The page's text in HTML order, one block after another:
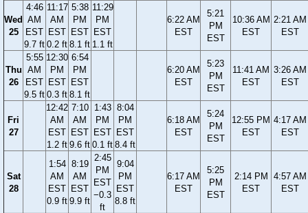
Wed
25
4:46
AM
EST
9.7 ft
11:17
AM
EST
0.2 ft
5:38
PM
EST
8.1 ft
11:29
PM
EST
1.1 ft
6:22 AM
EST
5:21
PM
EST
10:36 AM
EST
2:21 AM
EST
Thu
26
5:55
AM
EST
9.5 ft
12:30
PM
EST
0.3 ft
6:54
PM
EST
8.1 ft
6:20 AM
EST
5:23
PM
EST
11:41 AM
EST
3:26 AM
EST
Fri
27
12:42
AM
EST
1.2 ft
7:10
AM
EST
9.6 ft
1:43
PM
EST
0.1 ft
8:04
PM
EST
8.4 ft
6:18 AM
EST
5:24
PM
EST
12:55 PM
EST
4:17 AM
EST
Sat
28
1:54
AM
EST
0.9 ft
8:19
AM
EST
9.9 ft
2:45
PM
EST
−0.3
ft
9:04
PM
EST
8.8 ft
6:17 AM
EST
5:25
PM
EST
2:14 PM
EST
4:57 AM
EST